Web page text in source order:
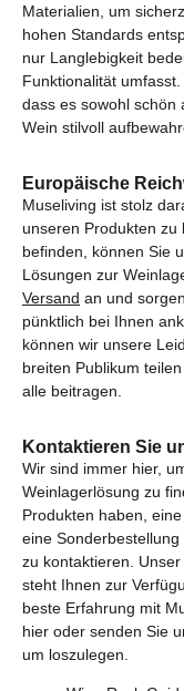
Materialien, um
hohen Standards
nur Langlebigkeit
Funktionalität
dass es sowohl schön
Wein stilvoll
Europäische
Museliving ist stolz
unseren Produkten zu
befinden, können Sie
Lösungen zur
Versand an und
pünktlich bei Ihnen
können wir unsere
breiten Publikum
alle beitragen.
Kontaktieren Sie
Wir sind immer hier,
Weinlagerlösung zu
Produkten haben,
eine
zu kontaktieren.
steht Ihnen zur
beste Erfahrung mit
hier oder senden Sie
um loszulegen.